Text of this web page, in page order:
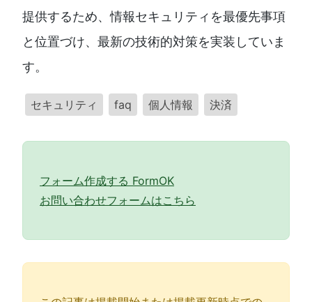
提供するため、情報セキュリティを最優先事項
と位置づけ、最新の技術的対策を実装していま
す。
セキュリティ faq 個人情報 決済
フォーム作成する FormOK
お問い合わせフォームはこちら